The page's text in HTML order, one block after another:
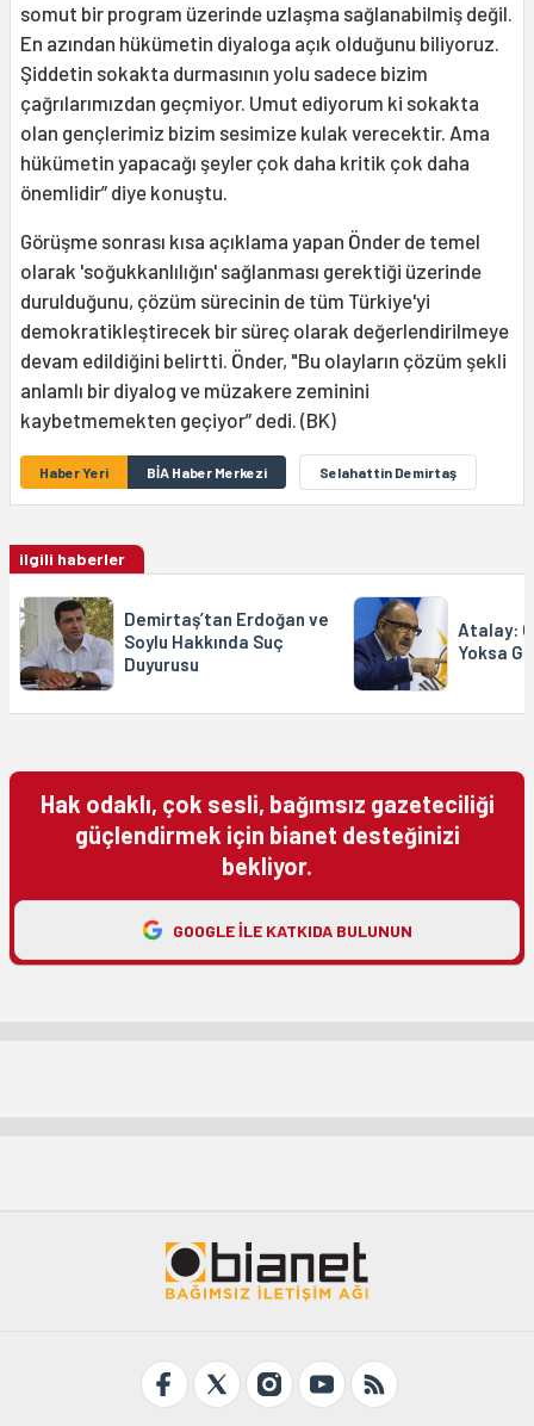
somut bir program üzerinde uzlaşma sağlanabilmiş değil.
En azından hükümetin diyaloga açık olduğunu biliyoruz.
Şiddetin sokakta durmasının yolu sadece bizim
çağrılarımızdan geçmiyor. Umut ediyorum ki sokakta
olan gençlerimiz bizim sesimize kulak verecektir. Ama
hükümetin yapacağı şeyler çok daha kritik çok daha
önemlidir” diye konuştu.
Görüşme sonrası kısa açıklama yapan Önder de temel
olarak 'soğukkanlılığın' sağlanması gerektiği üzerinde
durulduğunu, çözüm sürecinin de tüm Türkiye'yi
demokratikleştirecek bir süreç olarak değerlendirilmeye
devam edildiğini belirtti. Önder, "Bu olayların çözüm şekli
anlamlı bir diyalog ve müzakere zeminini
kaybetmemekten geçiyor” dedi. (BK)
Haber Yeri BİA Haber Merkezi Selahattin Demirtaş
ilgili haberler
Demirtaş’tan Erdoğan ve
Soylu Hakkında Suç
Duyurusu
Atalay:
Yoksa
Hak odaklı, çok sesli, bağımsız gazeteciliği
güçlendirmek için bianet desteğinizi
bekliyor.
GOOGLE ILE KATKIDA BULUNUN